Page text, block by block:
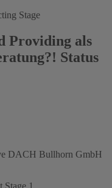
Stage
Providing als
Status
DACH Bullhorn GmbH
1